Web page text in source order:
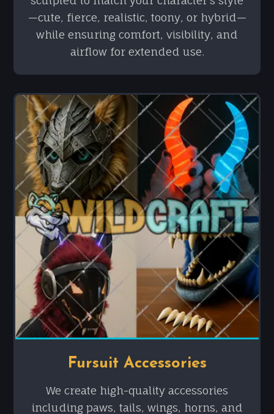
—cute, fierce, realistic, toony, or hybrid—
while ensuring comfort, visibility, and
airflow for extended use.
Fursuit Accessories
We create high-quality accessories
including paws, tails, wings, horns, and